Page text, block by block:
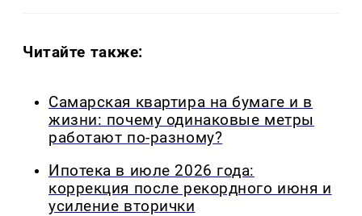
Читайте также:
Самарская квартира на бумаге и в
жизни: почему одинаковые метры
работают по-разному?
Ипотека в июле 2026 года:
коррекция после рекордного июня и
усиление вторички